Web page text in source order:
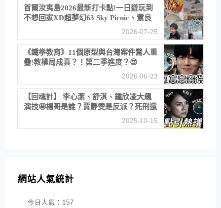
首爾汝夷島2026最新打卡點!一日遊玩到
不想回家XD超夢幻63 Sky Picnic、鷺良
津帝王蟹大餐、《淚之女王》拍攝地、漢
江公園免費玩水
2026-07-25
《鐵拳教育》11個原型與台灣案件驚人重
疊!教權局成真？！第二季進度？😍
2026-06-23
【回魂計】 李心潔、舒淇、鍾欣凌大飆
演技🤩楊哥是誰？賈靜雯是反派？死刑還
2025-10-15
網站人氣統計
今日人氣： 157